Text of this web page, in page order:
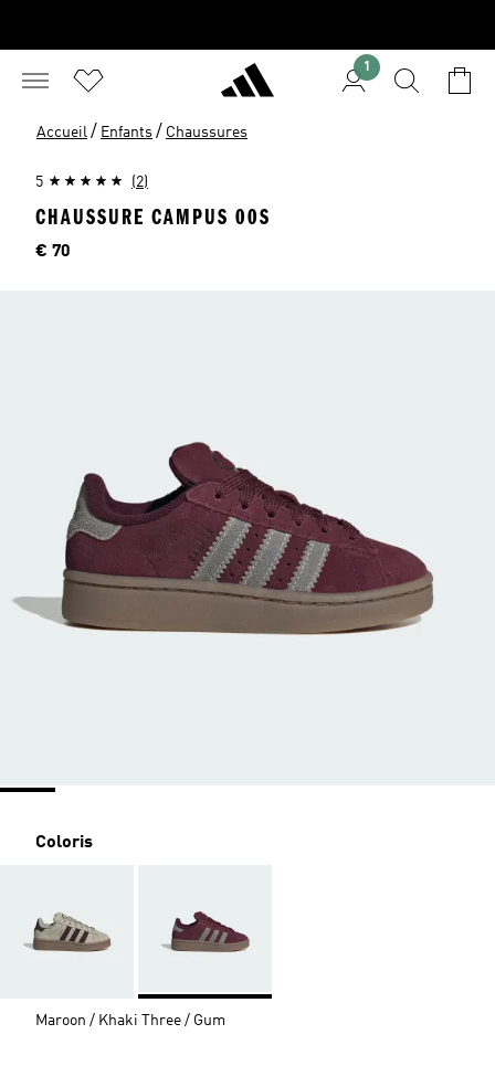
1
Accueil / Enfants / Chaussures
5 (2)
CHAUSSURE CAMPUS 00S
Price
€ 70
Coloris
Maroon / Khaki Three / Gum